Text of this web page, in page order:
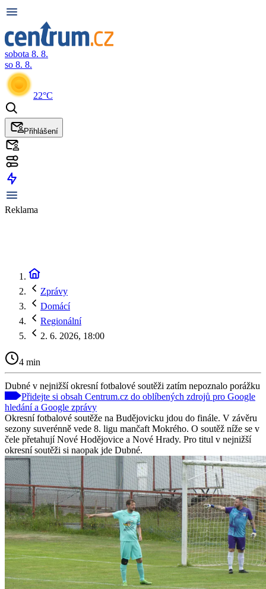
sobota 8. 8.
so 8. 8.
22°C
Přihlášení
Reklama
Zprávy
Domácí
Regionální
2. 6. 2026, 18:00
4 min
Dubné v nejnižší okresní fotbalové soutěži zatím nepoznalo porážku
Přidejte si obsah Centrum.cz do oblíbených zdrojů pro Google
hledání a Google zprávy
Okresní fotbalové soutěže na Budějovicku jdou do finále. V závěru
sezony suverénně vede 8. ligu mančaft Mokrého. O soutěž níže se v
čele přetahují Nové Hodějovice a Nové Hrady. Pro titul v nejnižší
okresní soutěži si naopak jde Dubné.